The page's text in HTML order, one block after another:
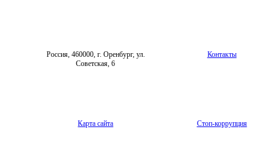
Россия, 460000, г. Оренбург, ул.
Советская, 6
Контакты
Карта сайта Стоп-коррупция